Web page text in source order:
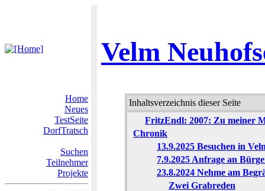
Velm
Home
Neues
TestSeite
DorfTratsch
Suchen
Teilnehmer
Projekte
Inhaltsverzeichnis dieser Seite
FritzEndl: 2007: Zu meiner
Chronik
13.9.2025 Besuchen in
7.9.2025 Anfrage an
23.8.2024 Nehme am
Zwei Grabreden